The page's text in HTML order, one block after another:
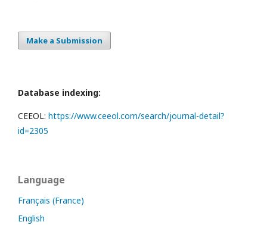
Make a Submission
Database indexing:
CEEOL: https://www.ceeol.com/search/journal-detail?
id=2305
Language
Français (France)
English